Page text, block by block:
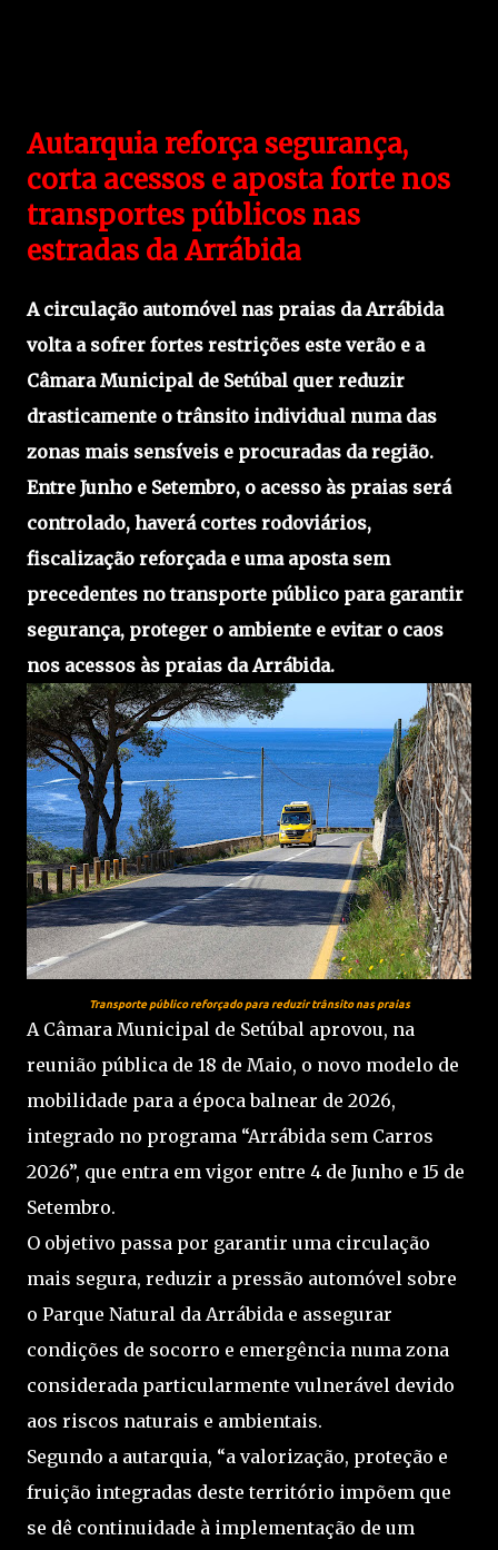
Autarquia reforça segurança,
corta acessos e aposta forte nos
transportes públicos nas
estradas da Arrábida
A circulação automóvel nas praias da Arrábida
volta a sofrer fortes restrições este verão e a
Câmara Municipal de Setúbal quer reduzir
drasticamente o trânsito individual numa das
zonas mais sensíveis e procuradas da região.
Entre Junho e Setembro, o acesso às praias será
controlado, haverá cortes rodoviários,
fiscalização reforçada e uma aposta sem
precedentes no transporte público para garantir
segurança, proteger o ambiente e evitar o caos
nos acessos às praias da Arrábida.
Transporte público reforçado para reduzir trânsito nas praias
A Câmara Municipal de Setúbal aprovou, na
reunião pública de 18 de Maio, o novo modelo de
mobilidade para a época balnear de 2026,
integrado no programa “Arrábida sem Carros
2026”, que entra em vigor entre 4 de Junho e 15 de
Setembro.
O objetivo passa por garantir uma circulação
mais segura, reduzir a pressão automóvel sobre
o Parque Natural da Arrábida e assegurar
condições de socorro e emergência numa zona
considerada particularmente vulnerável devido
aos riscos naturais e ambientais.
Segundo a autarquia, “a valorização, proteção e
fruição integradas deste território impõem que
se dê continuidade à implementação de um